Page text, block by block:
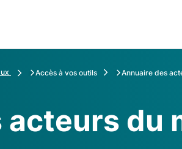
Accès à vos outils Annuaire des
acteurs du